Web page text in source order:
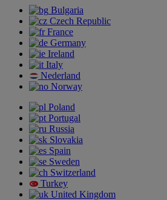
Bulgaria
Czech Republic
France
Germany
Ireland
Italy
Nederland
Norway
Poland
Portugal
Russia
Slovakia
Spain
Sweden
Switzerland
Turkey
United Kingdom